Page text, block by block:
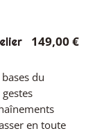
149,00 €
du
en toute